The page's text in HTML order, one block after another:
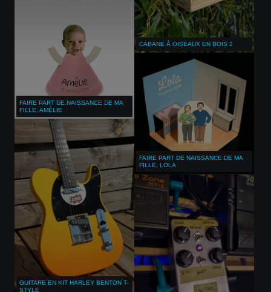
CABANE À OISEAUX EN BOIS 2
FAIRE PART DE NAISSANCE DE MA
FILLE, AMÉLIE
FAIRE PART DE NAISSANCE DE MA
FILLE, LOLA
GUITARE EN KIT HARLEY BENTON T-
STYLE